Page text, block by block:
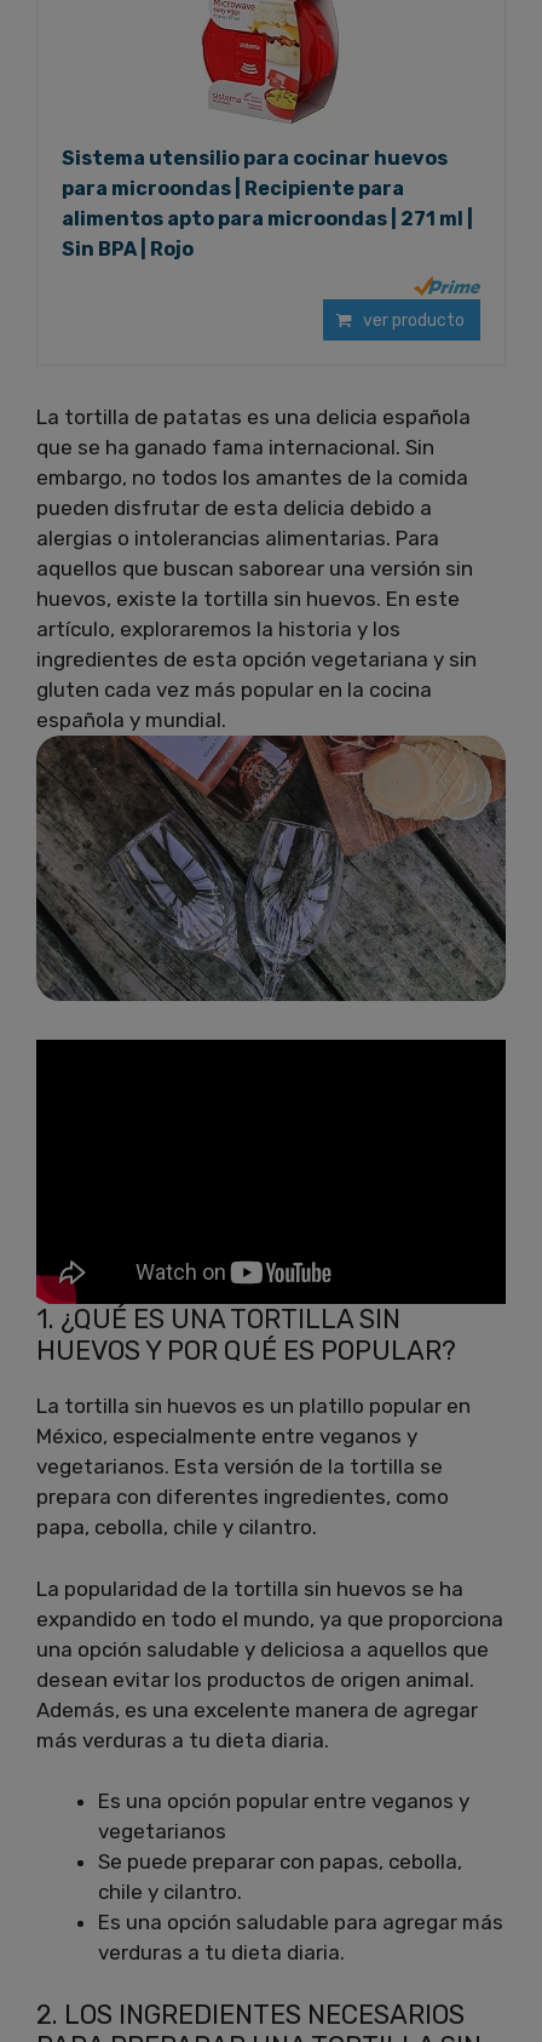
Sistema utensilio para cocinar huevos
para microondas | Recipiente para
alimentos apto para microondas | 271 ml |
Sin BPA | Rojo
ver producto
La tortilla de patatas es una delicia española
que se ha ganado fama internacional. Sin
embargo, no todos los amantes de la comida
pueden disfrutar de esta delicia debido a
alergias o intolerancias alimentarias. Para
aquellos que buscan saborear una versión sin
huevos, existe la tortilla sin huevos. En este
artículo, exploraremos la historia y los
ingredientes de esta opción vegetariana y sin
gluten cada vez más popular en la cocina
española y mundial.
1. ¿QUÉ ES UNA TORTILLA SIN
HUEVOS Y POR QUÉ ES POPULAR?
La tortilla sin huevos es un platillo popular en
México, especialmente entre veganos y
vegetarianos. Esta versión de la tortilla se
prepara con diferentes ingredientes, como
papa, cebolla, chile y cilantro.
La popularidad de la tortilla sin huevos se ha
expandido en todo el mundo, ya que proporciona
una opción saludable y deliciosa a aquellos que
desean evitar los productos de origen animal.
Además, es una excelente manera de agregar
más verduras a tu dieta diaria.
Es una opción popular entre veganos y
vegetarianos
Se puede preparar con papas, cebolla,
chile y cilantro.
Es una opción saludable para agregar más
verduras a tu dieta diaria.
2. LOS INGREDIENTES NECESARIOS